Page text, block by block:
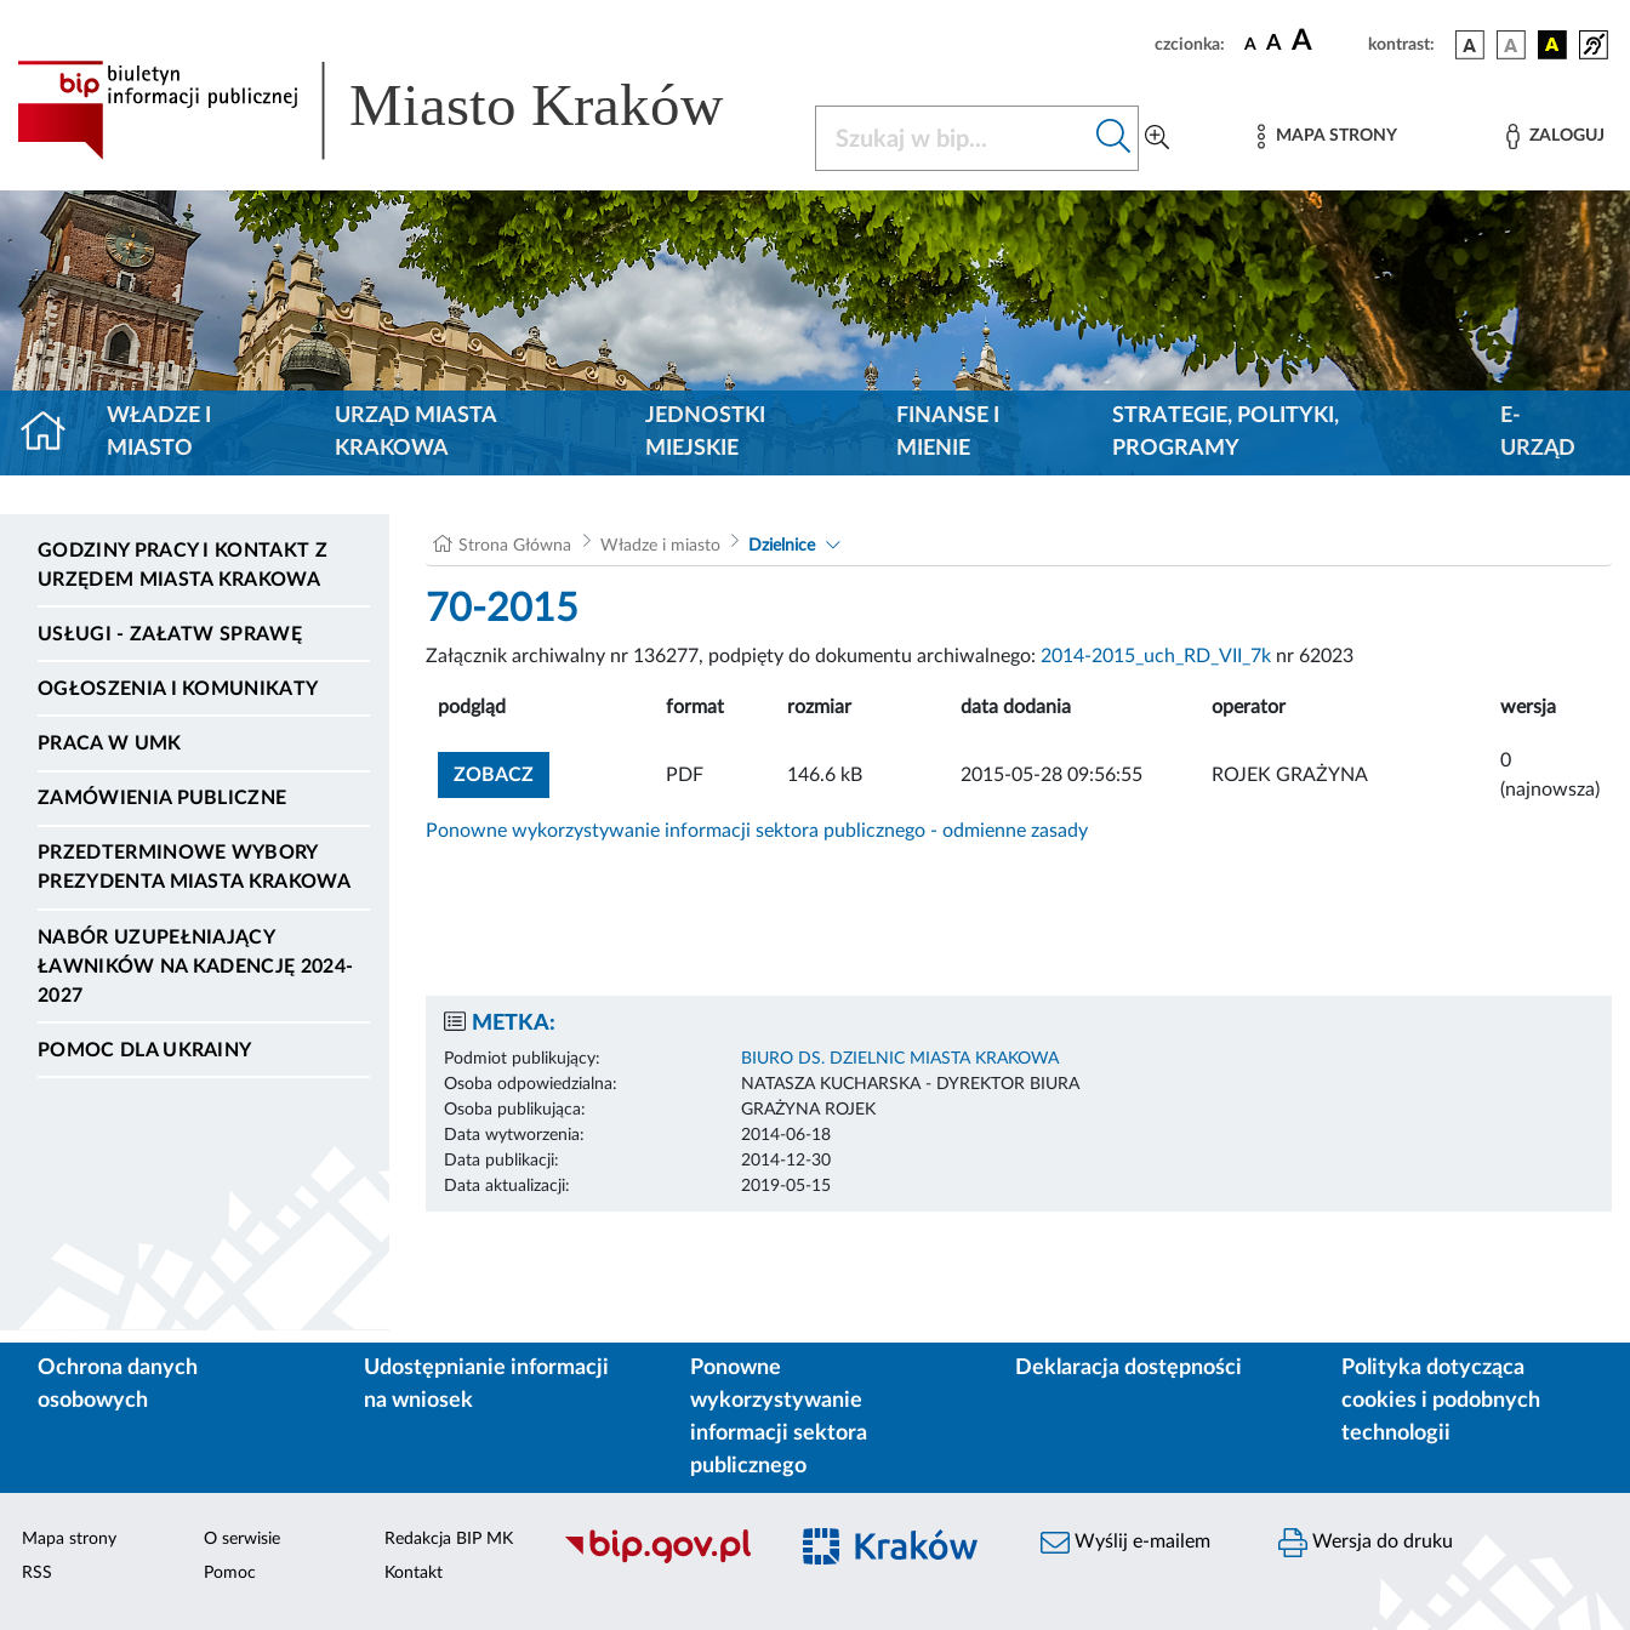
czcionka: A A A kontrast:
Miasto Kraków MAPA STRONY ZALOGUJ
WŁADZE I
MIASTO
URZĄD MIASTA
KRAKOWA
JEDNOSTKI
MIEJSKIE
FINANSE I
MIENIE
STRATEGIE, POLITYKI,
PROGRAMY
E-
URZĄD
GODZINY PRACY I KONTAKT Z
URZĘDEM MIASTA KRAKOWA
USŁUGI - ZAŁATW SPRAWĘ
OGŁOSZENIA I KOMUNIKATY
PRACA W UMK
ZAMÓWIENIA PUBLICZNE
PRZEDTERMINOWE WYBORY
PREZYDENTA MIASTA KRAKOWA
NABÓR UZUPEŁNIAJĄCY
ŁAWNIKÓW NA KADENCJĘ 2024-
2027
POMOC DLA UKRAINY
Strona Główna Władze i miasto Dzielnice
70-2015
Załącznik archiwalny nr 136277, podpięty do dokumentu archiwalnego: 2014-2015_uch_RD_VII_7k nr 62023
podgląd format rozmiar data dodania operator wersja
ZOBACZZOBACZ ZAŁĄCZNIK
PDF 146.6 kB 2015-05-28 09:56:55 ROJEK GRAŻYNA
0
(najnowsza)
Ponowne wykorzystywanie informacji sektora publicznego - odmienne zasady
METKA:
Podmiot publikujący:
BIURO DS. DZIELNIC MIASTA KRAKOWA
Osoba odpowiedzialna:
NATASZA KUCHARSKA - DYREKTOR BIURA
Osoba publikująca:
GRAŻYNA ROJEK
Data wytworzenia:
2014-06-18
Data publikacji:
2014-12-30
Data aktualizacji:
2019-05-15
Ochrona danych
osobowych
Udostępnianie informacji
na wniosek
Ponowne
wykorzystywanie
informacji sektora
publicznego
Deklaracja dostępności
Polityka dotycząca
cookies i podobnych
technologii
Mapa strony
RSS
O serwisie
Pomoc
Redakcja BIP MK
Kontakt
Wyślij e-mailem Wersja do druku